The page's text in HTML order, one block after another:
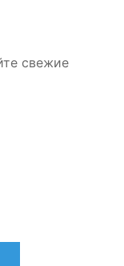
свежие